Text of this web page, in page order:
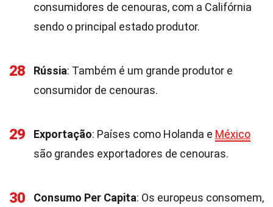
consumidores de cenouras, com a Califórnia
sendo o principal estado produtor.
28 Rússia: Também é um grande produtor e
consumidor de cenouras.
29 Exportação: Países como Holanda e México
são grandes exportadores de cenouras.
30 Consumo Per Capita: Os europeus consomem,